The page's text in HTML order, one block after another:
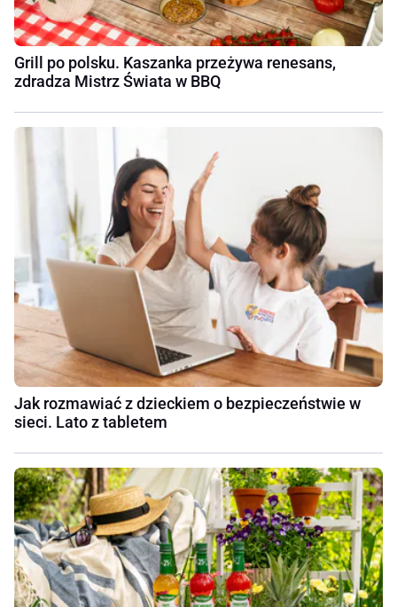
Grill po polsku. Kaszanka przeżywa renesans,
zdradza Mistrz Świata w BBQ
Jak rozmawiać z dzieckiem o bezpieczeństwie w
sieci. Lato z tabletem